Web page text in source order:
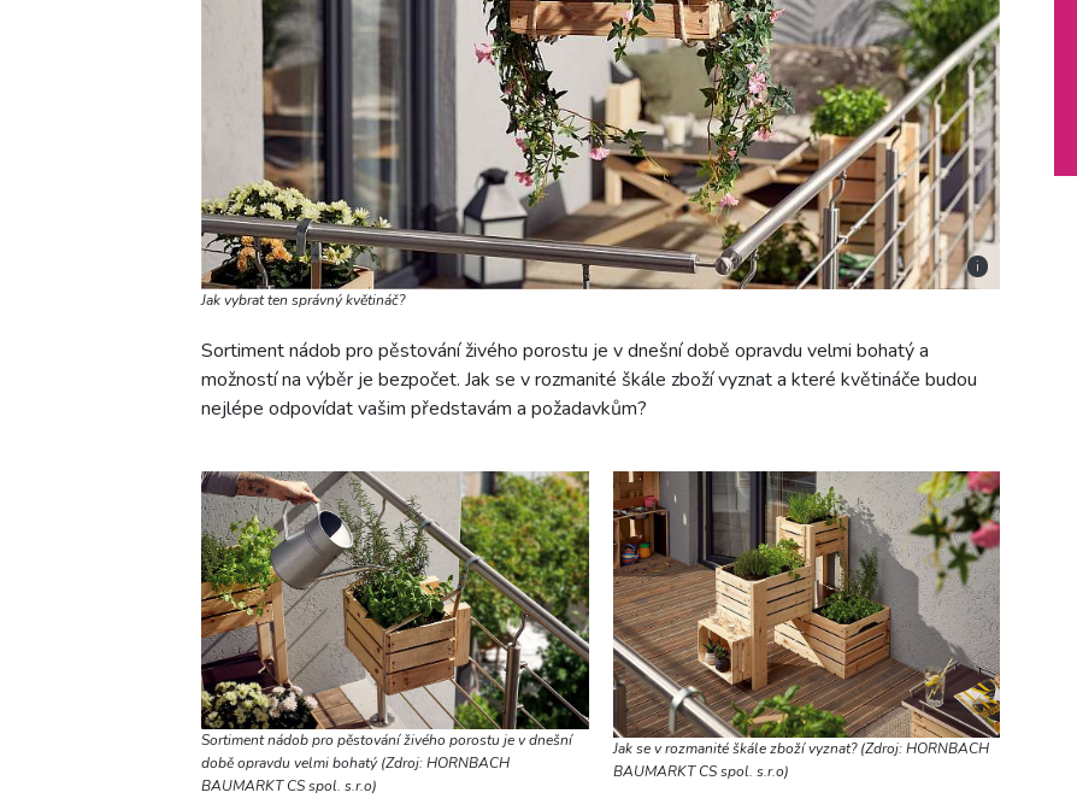
i
Jak vybrat ten správný květináč?
Sortiment nádob pro pěstování živého porostu je v dnešní době opravdu velmi bohatý a
možností na výběr je bezpočet. Jak se v rozmanité škále zboží vyznat a které květináče budou
nejlépe odpovídat vašim představám a požadavkům?
Sortiment nádob pro pěstování živého porostu je v dnešní
době opravdu velmi bohatý (Zdroj: HORNBACH
BAUMARKT CS spol. s.r.o)
Jak se v rozmanité škále zboží vyznat? (Zdroj: HORNBACH
BAUMARKT CS spol. s.r.o)